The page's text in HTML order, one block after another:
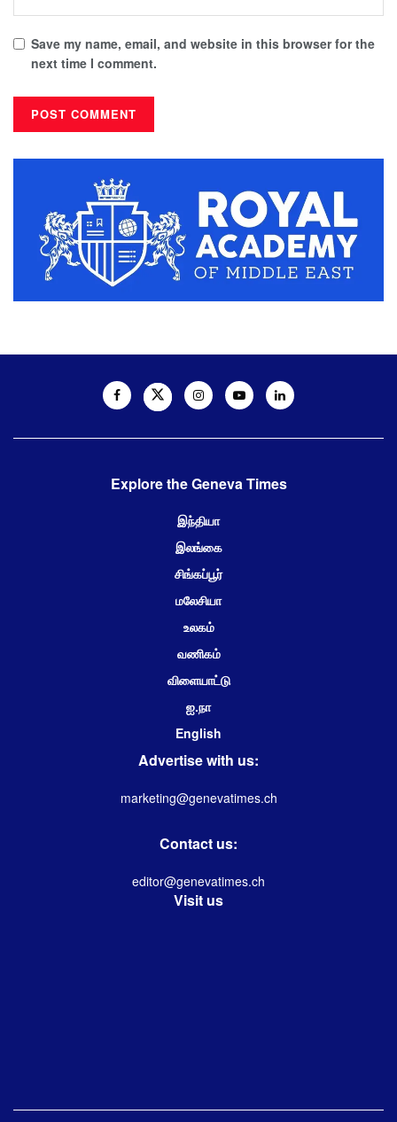
Save my name, email, and website in this browser for the
next time I comment.
Explore the Geneva Times
இந்தியா
இலங்கை
சிங்கப்பூர்
மலேசியா
உலகம்
வணிகம்
விளையாட்டு
ஐ.நா
English
Advertise with us:
marketing@genevatimes.ch
Contact us:
editor@genevatimes.ch
Visit us